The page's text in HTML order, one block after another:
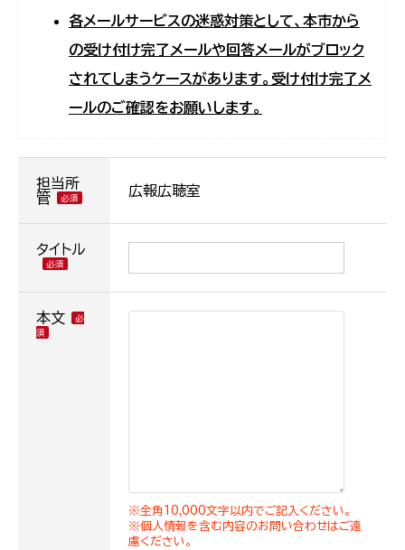
各メールサービスの迷惑対策として、本市から
の受け付け完了メールや回答メールがブロック
されてしまうケースがあります。受け付け完了メ
ールのご確認をお願いします。
担当所
管
広報広聴室
タイトル
本文
※全角10,000文字以内でご記入ください。
※個人情報を含む内容のお問い合わせはご遠
慮ください。